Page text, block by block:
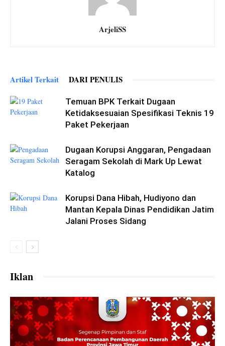
ArjeliSS
Artikel Terkait DARI PENULIS
Temuan BPK Terkait Dugaan
Ketidaksesuaian Spesifikasi Teknis 19
Paket Pekerjaan
Dugaan Korupsi Anggaran, Pengadaan
Seragam Sekolah di Mark Up Lewat
Katalog
Korupsi Dana Hibah, Hudiyono dan
Mantan Kepala Dinas Pendidikan Jatim
Jalani Proses Sidang
Iklan